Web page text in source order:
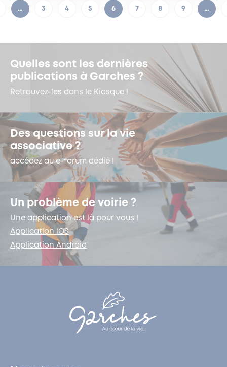
… 3 4 5 6 7 8 9 …
Quelles sont les dernières
publications à Garches ?
Retrouvez-les dans le Kiosque !
Des questions sur la vie
associative ?
accédez au e-forum dédié !
Un problème de voirie ?
Une application est là pour vous !
Application iOS
Application Android